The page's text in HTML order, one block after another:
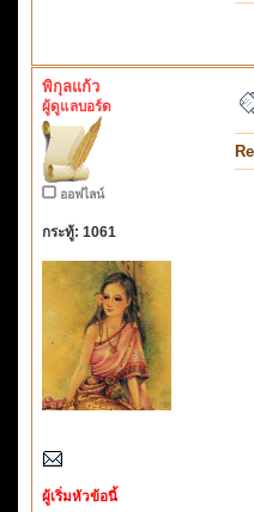
พิกุลแก้ว
ผู้ดูแลบอร์ด
ออฟไลน์
กระทู้: 1061
ผู้เริ่มหัวข้อนี้